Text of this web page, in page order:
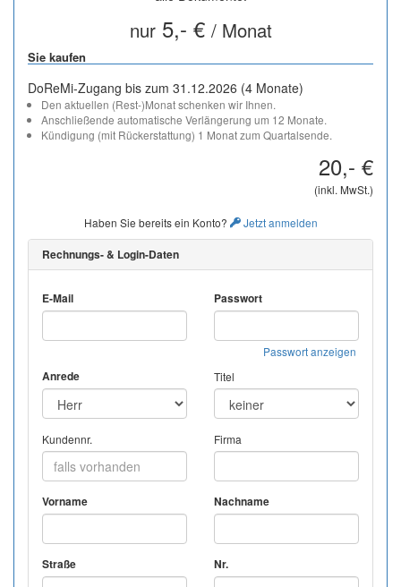
nur5,- € / Monat
Sie kaufen
DoReMi-Zugang bis zum 31.12.2026 (4 Monate)
Den aktuellen (Rest-)Monat schenken wir Ihnen.
Anschließende automatische Verlängerung um 12 Monate.
Kündigung (mit Rückerstattung) 1 Monat zum Quartalsende.
20,- €
(inkl. MwSt.)
Haben Sie bereits ein Konto? Jetzt anmelden
Rechnungs- & Login-Daten
E-Mail Passwort
Passwort anzeigen
Anrede Titel
Kundennr. Firma
Vorname Nachname
Straße Nr.